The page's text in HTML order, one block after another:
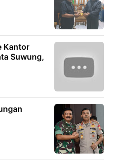
Kantor
Suwung,